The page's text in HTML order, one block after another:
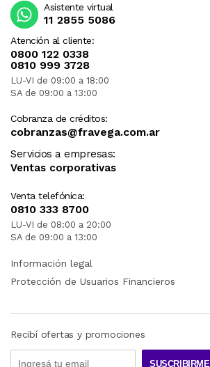
Atención al cliente:
0800 122 0338
0810 999 3728
LU-VI de 09:00 a 18:00
SA de 09:00 a 13:00
Cobranza de créditos:
cobranzas@fravega.com.ar
Servicios a empresas:
Ventas corporativas
Venta telefónica:
0810 333 8700
LU-VI de 08:00 a 20:00
SA de 09:00 a 13:00
Asistente virtual
11 2855 5086
Información legal
Protección de Usuarios Financieros
Recibí ofertas y promociones
SUSCRIBIRME